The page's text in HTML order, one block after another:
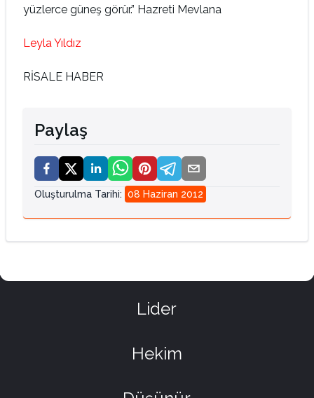
yüzlerce güneş görür.” Hazreti Mevlana
Leyla Yıldız
RİSALE HABER
Paylaş
Oluşturulma Tarihi: 08 Haziran 2012
Lider
Hekim